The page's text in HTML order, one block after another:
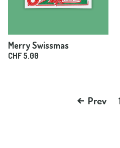
Merry Swissmas
CHF 5.00
Prev